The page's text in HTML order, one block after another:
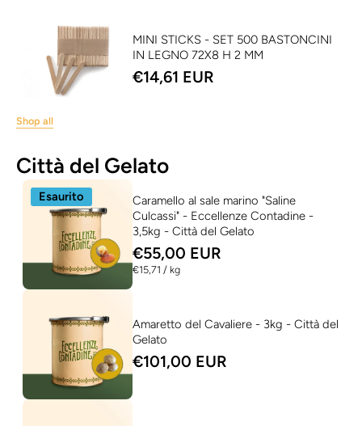
MINI STICKS - SET 500 BASTONCINI
IN LEGNO 72X8 H 2 MM
€14,61 EUR
Shop all
Città del Gelato
Esaurito
Caramello al sale marino "Saline
Culcassi" - Eccellenze Contadine -
3,5kg - Città del Gelato
€55,00 EUR
€15,71 / per
kg
Amaretto del Cavaliere - 3kg - Città del
Gelato
€101,00 EUR